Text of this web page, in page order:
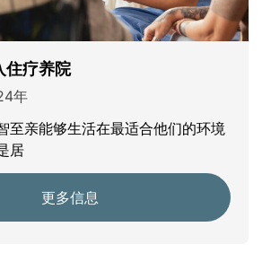
住疗养院
年
至亲能够生活在最适合他们的环境
居
更多信息